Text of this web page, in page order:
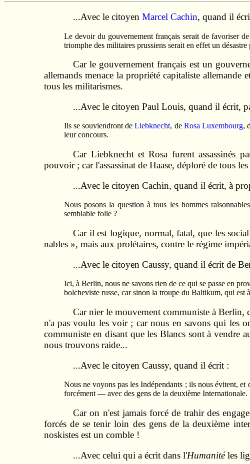
...Avec le citoyenMarcel Cachin, quand il
Le devoir du gouvernement français serait de favori­ser
triomphe des militaires prussiens serait en effet un
Car le gouvernement français est un
allemands menace la propriété capitaliste
tous les militarismes.
...Avec le citoyen Paul Louis, quand il écrit,
Ils se souviendront deLiebknecht, de Rosa Luxem­bourg,
leur concours.
Car Liebknecht et Rosa furent assassinés
pouvoir ; car l'assassinat de Haase, déploré de tous
...Avec le citoyen Cachin, quand il écrit, à
Nous posons la question à tous les hommes
semblable folie ?
Car il est logique, normal, fatal, que les
nables », mais aux prolétaires, contre le régime
...Avec le citoyen Caussy, quand il écrit de
Ici, à Berlin, nous ne savons rien de ce qui se passe en
bolcheviste russe, car sinon la troupe du Baltikum, qui est
Car nier le mouvement communiste à Berlin,
n'a pas voulu les voir ; car nous en savons qui les
communiste en disant que les Blancs sont à vendre
nous trouvons raide...
...Avec le citoyen Caussy, quand il écrit :
Nous ne voyons pas les Indépendants ; ils nous évi­tent,
forcément — avec des gens de la deuxième Internationale.
Car on n'est jamais forcé de trahir des
forcés de se tenir loin des gens de la deuxième
noskistes est un comble !
...Avec celui qui a écrit dansl'Humanitéles